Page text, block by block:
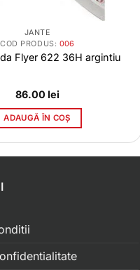
JANTE
COD PRODUS: 006
Flyer 622 36H argintiu
86.00 lei
ADAUGĂ ÎN COȘ